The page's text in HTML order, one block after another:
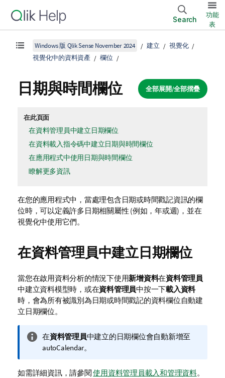
Search
功能
表
Windows 版 Qlik Sense November 2024 建立
視覺化
視覺化中的資料資產
欄位
全部展開/全部摺疊
日期與時間欄位
在此頁面
在資料管理員中建立日期欄位
在資料載入指令碼中建立日期與時間欄位
在應用程式中使用日期與時間欄位
瞭解更多資訊
在您的應用程式中，當處理包含日期或時間戳記資訊的欄
位時，可以定義許多日期相關屬性 (例如，年或週)，並在
視覺化中使用它們。
在資料管理員中建立日期欄位
當您在啟用資料分析的情況下使用新增資料在資料管理員
中建立資料模型時，或在資料管理員中按一下載入資料
時，會為所有被識別為日期或時間戳記的資料欄位自動建
立日期欄位。
資
訊
註
在資料管理員中建立的日期欄位會自動新增至
autoCalendar。
如需詳細資訊，請參閱使用資料管理員載入和管理資料。